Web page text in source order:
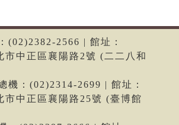
(02)2382-2566 | 館址：
市中正區襄陽路2號 (二二八和
機：(02)2314-2699 | 館址：
市中正區襄陽路25號 (臺博館